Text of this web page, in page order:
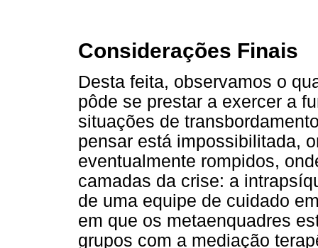
Considerações Finais
Desta feita, observamos o
pôde se prestar a exercer a
situações de
pensar está impossibilitada,
eventualmente rompidos,
camadas da crise: a
de uma equipe de cuidado
em que os metaenquadres
grupos com a mediação